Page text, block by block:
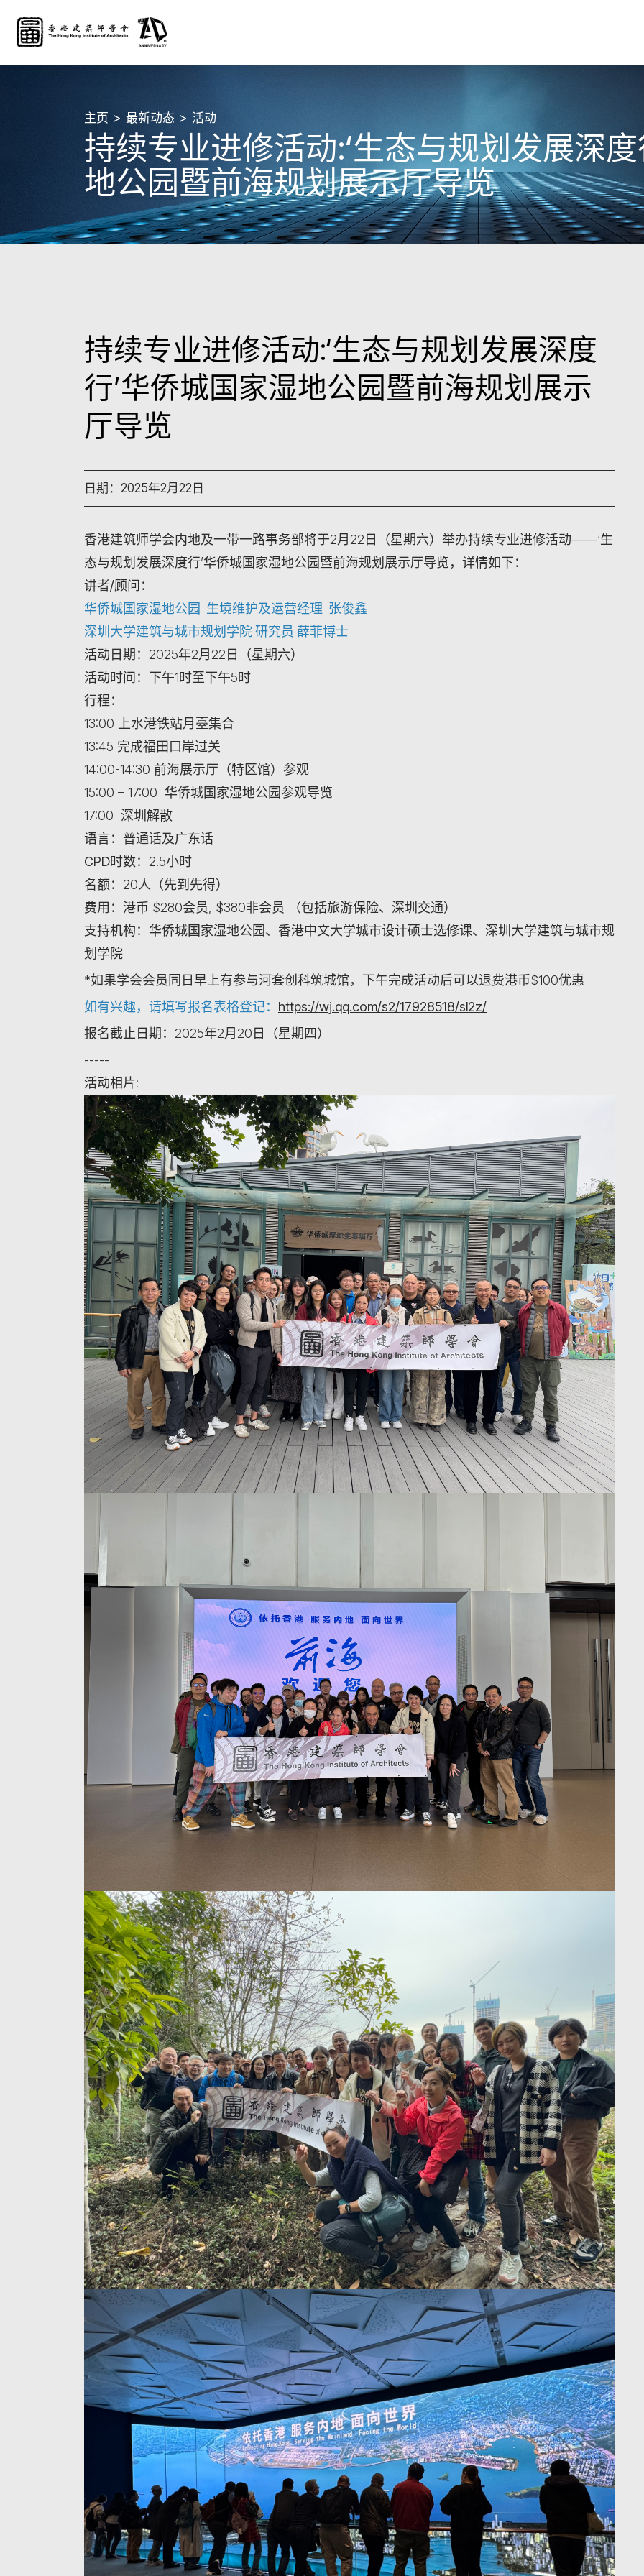
主页 最新动态 活动
持续专业进修活动:‘生态与规划发展深
地公园暨前海规划展示厅导览
持续专业进修活动:‘生态与规划发展深度
行’华侨城国家湿地公园暨前海规划展示
厅导览
日期：2025年2月22日
香港建筑师学会内地及一带一路事务部将于2月22日（星期六）举办持续专业进修活动——‘生
态与规划发展深度行’华侨城国家湿地公园暨前海规划展示厅导览，详情如下：
讲者/顾问 ：
华侨城国家湿地公园 生境维护及运营经理 张俊鑫
深圳大学建筑与城市规划学院 研究员 薛菲博士
活动日期 ：2025年2月22日（星期六）
活动时间 ：下午1时至下午5时
行程：
13:00 上水港铁站月臺集合
13:45 完成福田口岸过关
14:00-14:30 前海展示厅（特区馆）参观
15:00 – 17:00 华侨城国家湿地公园参观导览
17:00 深圳解散
语言： 普通话及广东话
CPD时数： 2.5小时
名额： 20人（先到先得）
费用： 港币 $280会员, $380非会员 （包括旅游保险、深圳交通）
支持机构： 华侨城国家湿地公园、香港中文大学城市设计硕士选修课、深圳大学建筑与城市规
划学院
*如果学会会员同日早上有参与河套创科筑城馆，下午完成活动后可以退费港币$100优惠
如有兴趣，请填写报名表格登记： https://wj.qq.com/s2/17928518/sl2z/
报名截止日期： 2025年2月20日（星期四）
-----
活动相片: